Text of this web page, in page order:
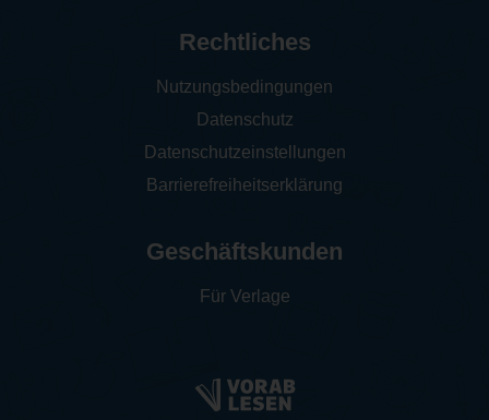
Rechtliches
Nutzungsbedingungen
Datenschutz
Datenschutzeinstellungen
Barrierefreiheitserklärung
Geschäftskunden
Für Verlage